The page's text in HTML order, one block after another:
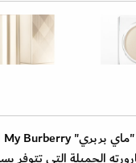
التي تتوفر بسعتي 90 مل